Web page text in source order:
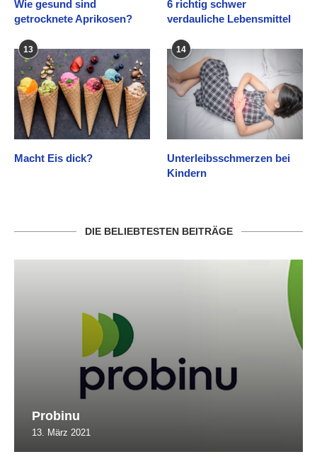
Wie gesund sind
getrocknete Aprikosen?
6 richtig schwer
verdauliche Lebensmittel
13
Macht Eis dick?
14
Unterleibsschmerzen bei
Kindern
DIE BELIEBTESTEN BEITRÄGE
Probinu
13. März 2021